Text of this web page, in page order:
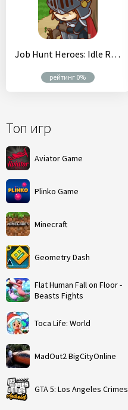
Топ игр
Aviator Game
Plinko Game
Minecraft
Geometry Dash
Flat Human Fall on Floor -
Beasts Fights
Toca Life: World
MadOut2 BigCityOnline
GTA 5: Los Angeles Crimes
Job Hunt Heroes: Idle RPG
рейтинг 0%